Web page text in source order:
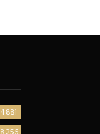
8.256